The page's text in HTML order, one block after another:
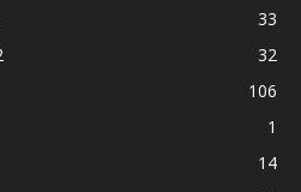
33
32
106
1
14